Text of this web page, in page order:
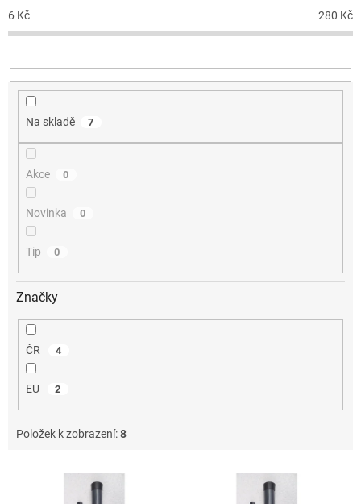
o
d
k
t
6 Kč 280 Kč
Na skladě 7
Akce 0
Novinka 0
Tip 0
Značky
ČR 4
EU 2
Položek k zobrazení:8